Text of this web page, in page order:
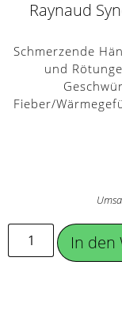
Raynaud
Schmerzende
und
Fieber/
In den